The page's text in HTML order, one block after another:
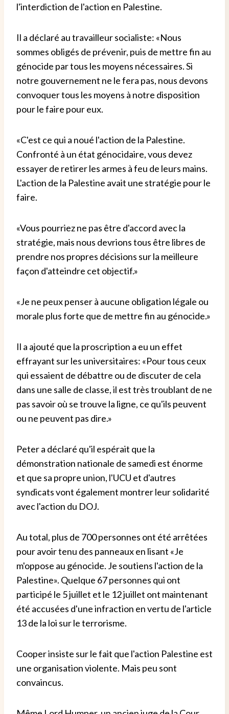
l'interdiction de l'action en Palestine.
Il a déclaré au travailleur socialiste: «Nous
sommes obligés de prévenir, puis de mettre fin au
génocide par tous les moyens nécessaires. Si
notre gouvernement ne le fera pas, nous devons
convoquer tous les moyens à notre disposition
pour le faire pour eux.
«C'est ce qui a noué l'action de la Palestine.
Confronté à un état génocidaire, vous devez
essayer de retirer les armes à feu de leurs mains.
L'action de la Palestine avait une stratégie pour le
faire.
«Vous pourriez ne pas être d'accord avec la
stratégie, mais nous devrions tous être libres de
prendre nos propres décisions sur la meilleure
façon d'atteindre cet objectif.»
«Je ne peux penser à aucune obligation légale ou
morale plus forte que de mettre fin au génocide.»
Il a ajouté que la proscription a eu un effet
effrayant sur les universitaires: «Pour tous ceux
qui essaient de débattre ou de discuter de cela
dans une salle de classe, il est très troublant de ne
pas savoir où se trouve la ligne, ce qu'ils peuvent
ou ne peuvent pas dire.»
Peter a déclaré qu'il espérait que la
démonstration nationale de samedi est énorme
et que sa propre union, l'UCU et d'autres
syndicats vont également montrer leur solidarité
avec l'action du DOJ.
Au total, plus de 700 personnes ont été arrêtées
pour avoir tenu des panneaux en lisant «Je
m'oppose au génocide. Je soutiens l'action de la
Palestine». Quelque 67 personnes qui ont
participé le 5 juillet et le 12 juillet ont maintenant
été accusées d'une infraction en vertu de l'article
13 de la loi sur le terrorisme.
Cooper insiste sur le fait que l'action Palestine est
une organisation violente. Mais peu sont
convaincus.